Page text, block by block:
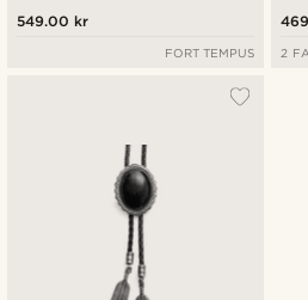
549.00 kr
FORT TEMPUS 2